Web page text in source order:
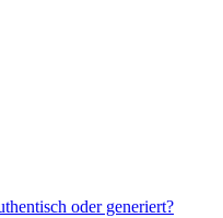
oder generiert?